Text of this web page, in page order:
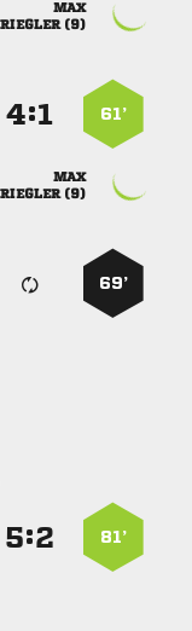


61’
:


69’
81’
: